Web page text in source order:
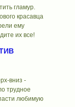
гламур.
красавца
ему
их все!
вниз -
трудное
любимую